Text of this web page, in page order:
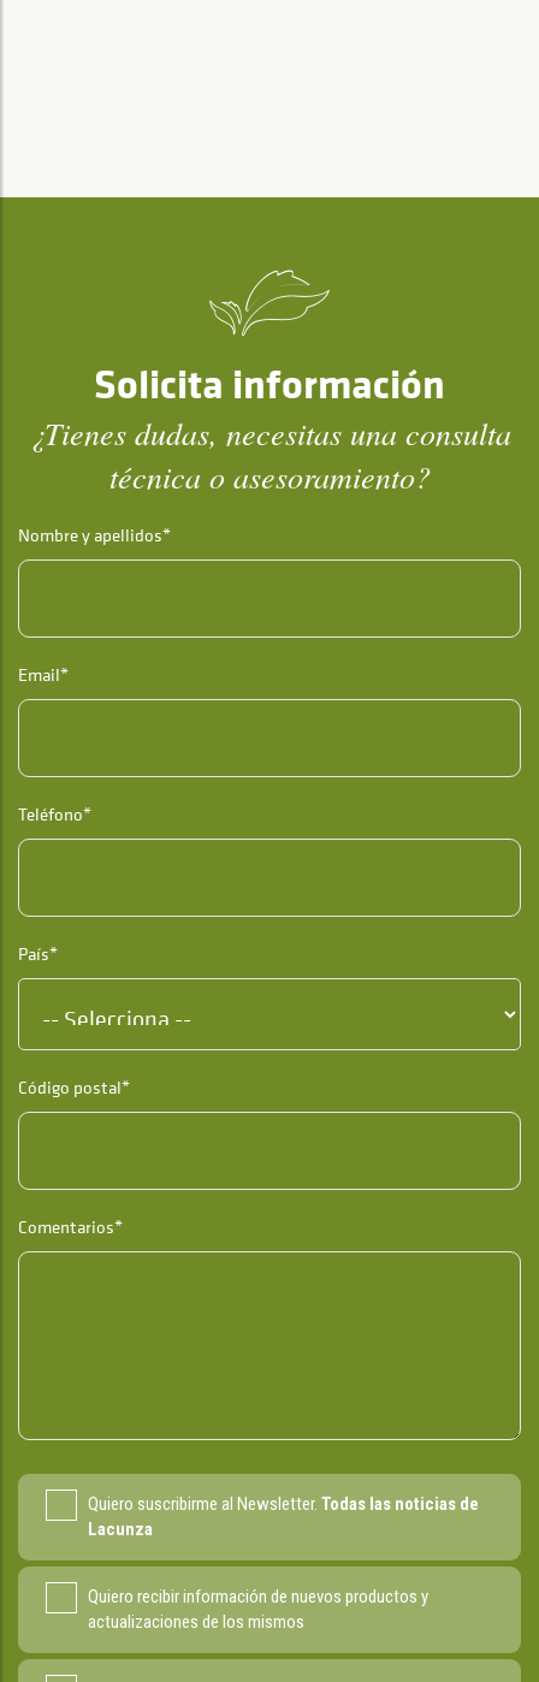
Solicita información
¿Tienes dudas, necesitas una consulta
técnica o asesoramiento?
Nombre y apellidos*
Email*
Teléfono*
País*
Código postal*
Comentarios*
Quiero suscribirme al Newsletter. Todas las noticias de
Lacunza
Quiero recibir información de nuevos productos y
actualizaciones de los mismos